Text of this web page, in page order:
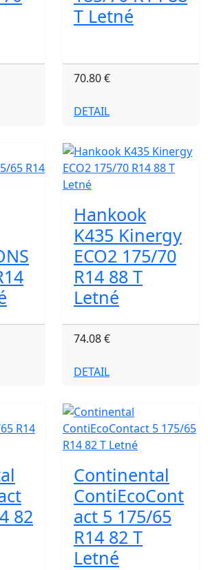
T Letné
70.80 €
DETAIL
Hankook
K435 Kinergy
ECO2 175/70
R14 88 T
Letné
74.08 €
DETAIL
82
Continental
ContiEcoCont
act 5 175/65
R14 82 T
Letné